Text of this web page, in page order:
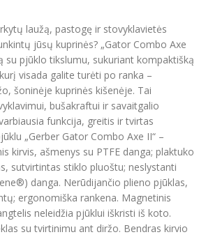
laužą, pastogę ir stovyklavietės
jūsų kuprinės? „Gator Combo Axe
su pjūklo tikslumu, sukuriant kompaktišką
visada galite turėti po ranka –
šoninėje kuprinės kišenėje. Tai
bušakraftui ir savaitgalio
funkcija, greitis ir tvirtas
„Gerber Gator Combo Axe II“ –
kirvis, ašmenys su PTFE danga; plaktuko
sutvirtintas stiklo pluoštu; neslystanti
danga. Nerūdijančio plieno pjūklas,
ergonomiška rankena. Magnetinis
neleidžia pjūklui iškristi iš koto.
su tvirtinimu ant diržo. Bendras kirvio